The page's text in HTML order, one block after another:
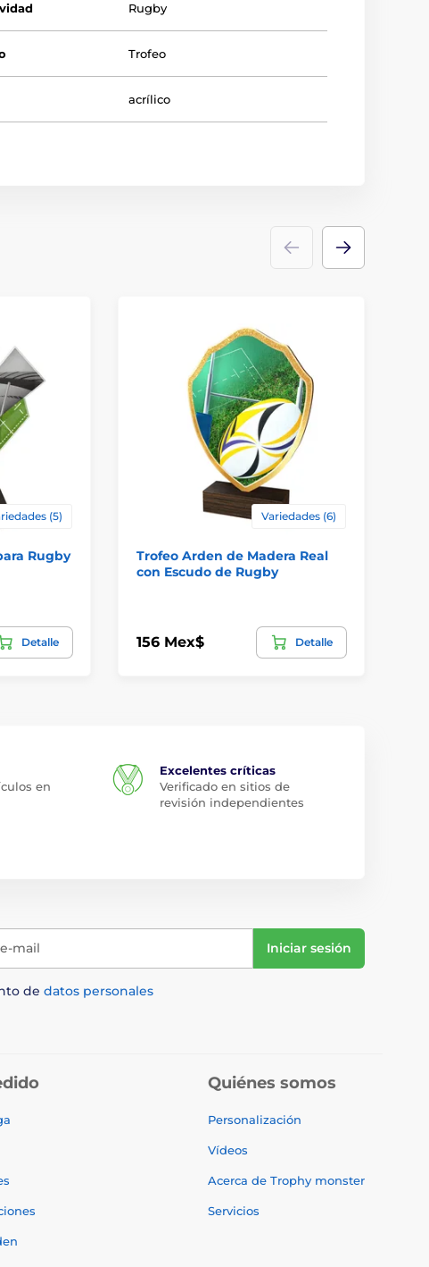
Rugby
Trofeo
acrílico
(5)
Rugby
Detalle
Variedades (6)
Trofeo Arden de Madera Real
con Escudo de Rugby
156 Mex$ Detalle
en
Excelentes críticas
Verificado en sitios de
revisión independientes
mail Iniciar sesión
de datos personales
Quiénes somos
Personalización
Vídeos
Acerca de Trophy monster
Servicios